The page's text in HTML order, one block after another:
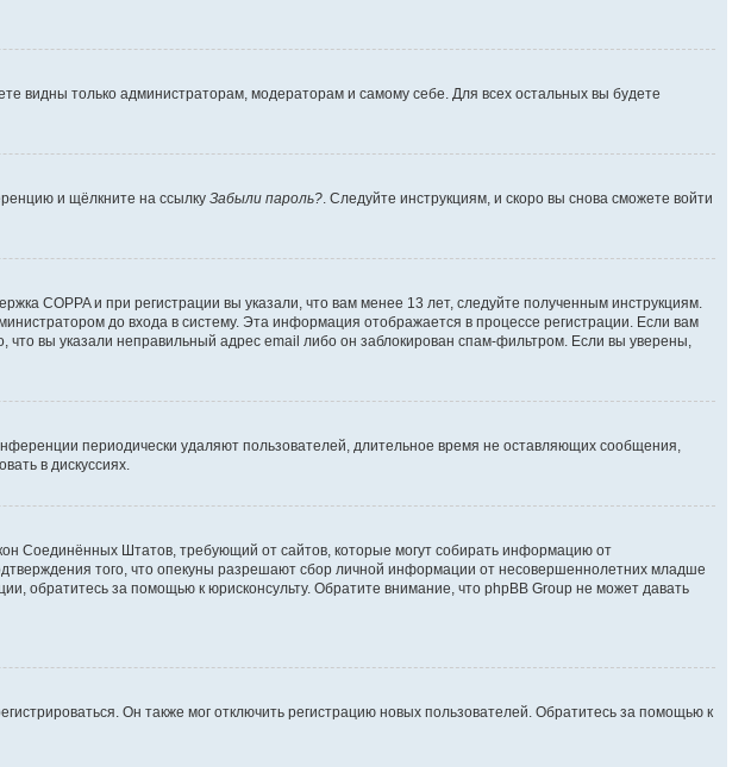
видны только администраторам, модераторам и самому себе. Для всех остальных вы будете
и щёлкните на ссылку Забыли пароль?. Следуйте инструкциям, и скоро вы снова сможете войти
COPPA и при регистрации вы указали, что вам менее 13 лет, следуйте полученным инструкциям.
до входа в систему. Эта информация отображается в процессе регистрации. Если вам
вы указали неправильный адрес email либо он заблокирован спам-фильтром. Если вы уверены,
периодически удаляют пользователей, длительное время не оставляющих сообщения,
в дискуссиях.
Соединённых Штатов, требующий от сайтов, которые могут собирать информацию от
того, что опекуны разрешают сбор личной информации от несовершеннолетних младше
обратитесь за помощью к юрисконсульту. Обратите внимание, что phpBB Group не может давать
Он также мог отключить регистрацию новых пользователей. Обратитесь за помощью к